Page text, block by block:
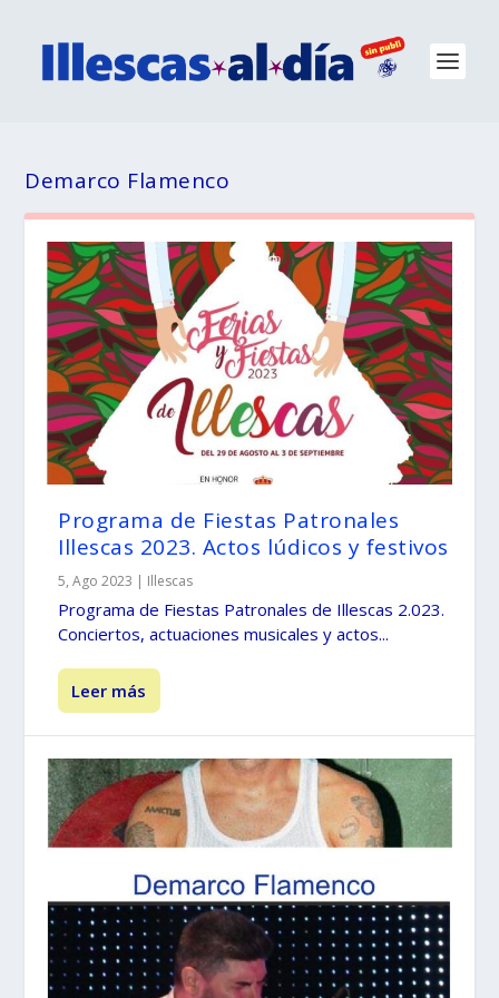
Demarco Flamenco
Programa de Fiestas Patronales
Illescas 2023. Actos lúdicos y festivos
5, Ago 2023 | Illescas
Programa de Fiestas Patronales de Illescas 2.023.
Conciertos, actuaciones musicales y actos...
Leer más